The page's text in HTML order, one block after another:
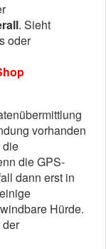
. Sieht
oder
vorhanden
die
die GPS-
dann erst in
Hürde.
der